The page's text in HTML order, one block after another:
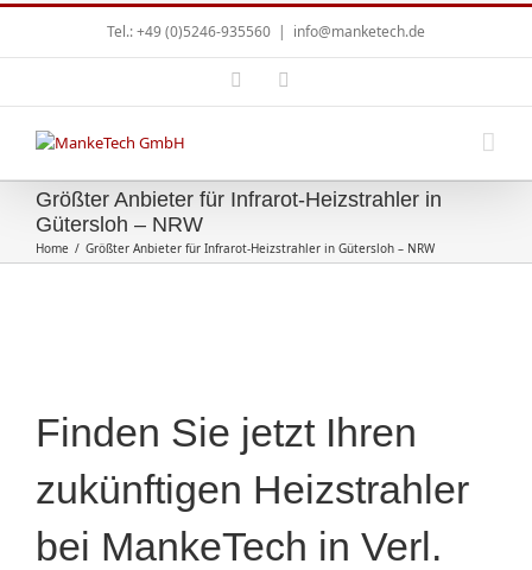
Tel.: +49 (0)5246-935560 | info@manketech.de
Größter Anbieter für Infrarot-Heizstrahler in
Gütersloh – NRW
Home / Größter Anbieter für Infrarot-Heizstrahler in Gütersloh – NRW
Finden Sie jetzt Ihren
zukünftigen Heizstrahler
bei MankeTech in Verl.